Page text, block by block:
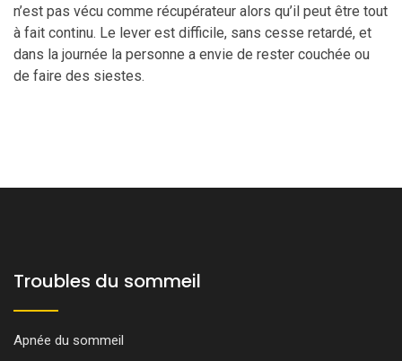
n’est pas vécu comme récupérateur alors qu’il peut être tout
à fait continu. Le lever est difficile, sans cesse retardé, et
dans la journée la personne a envie de rester couchée ou
de faire des siestes.
Troubles du sommeil
Apnée du sommeil